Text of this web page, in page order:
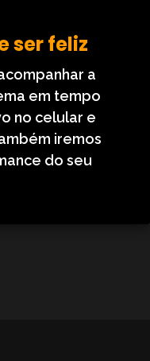
ser feliz
a
em tempo
no celular e
iremos
do seu